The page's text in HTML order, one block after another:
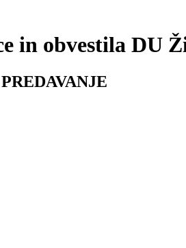
in obvestila DU